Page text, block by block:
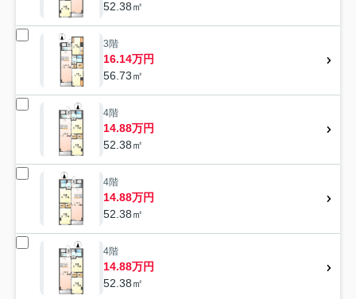
52.38㎡
3階
16.14万円
56.73㎡
4階
14.88万円
52.38㎡
4階
14.88万円
52.38㎡
4階
14.88万円
52.38㎡